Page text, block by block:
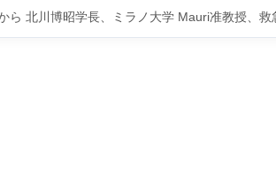
ら 北川博昭学長、ミラノ大学 Mauri准教授、